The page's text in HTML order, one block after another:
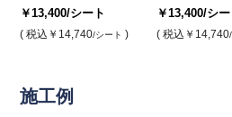
￥13,400/シート
( 税込 ￥14,740/シート )
￥13,400/シー
( 税込 ￥14,740
施工例